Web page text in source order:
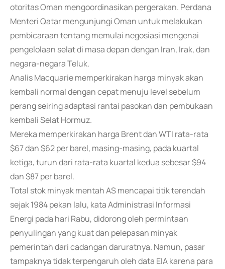
otoritas Oman mengoordinasikan pergerakan. Perdana
Menteri Qatar mengunjungi Oman untuk melakukan
pembicaraan tentang memulai negosiasi mengenai
pengelolaan selat di masa depan dengan Iran, Irak, dan
negara-negara Teluk.
Analis Macquarie memperkirakan harga minyak akan
kembali normal dengan cepat menuju level sebelum
perang seiring adaptasi rantai pasokan dan pembukaan
kembali Selat Hormuz.
Mereka memperkirakan harga Brent dan WTI rata-rata
$67 dan $62 per barel, masing-masing, pada kuartal
ketiga, turun dari rata-rata kuartal kedua sebesar $94
dan $87 per barel.
Total stok minyak mentah AS mencapai titik terendah
sejak 1984 pekan lalu, kata Administrasi Informasi
Energi pada hari Rabu, didorong oleh permintaan
penyulingan yang kuat dan pelepasan minyak
pemerintah dari cadangan daruratnya. Namun, pasar
tampaknya tidak terpengaruh oleh data EIA karena para